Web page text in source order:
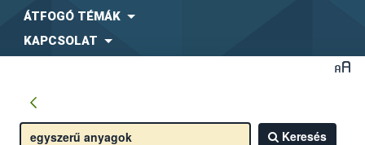
ÁTFOGÓ TÉMÁK
KAPCSOLAT
Keresés